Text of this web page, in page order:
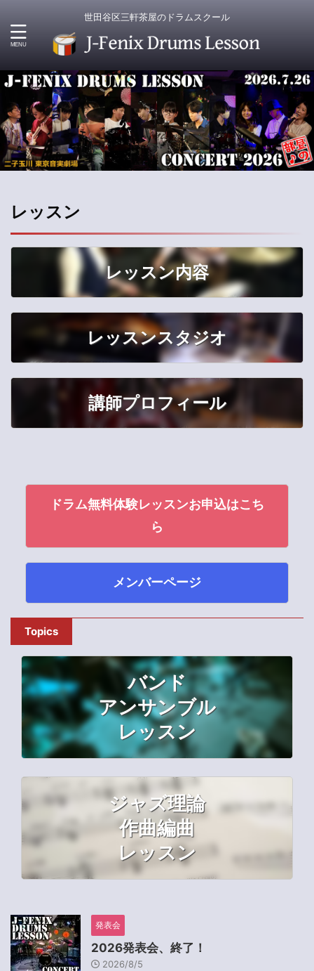
世田谷区三軒茶屋のドラムスクール
レッスン
レッスン内容
レッスンスタジオ
講師プロフィール
ドラム無料体験レッスンお申込はこち
ら
メンバーページ
Topics
バンド
アンサンブル
レッスン
ジャズ理論
作曲編曲
レッスン
発表会
2026発表会、終了！
2026/8/5